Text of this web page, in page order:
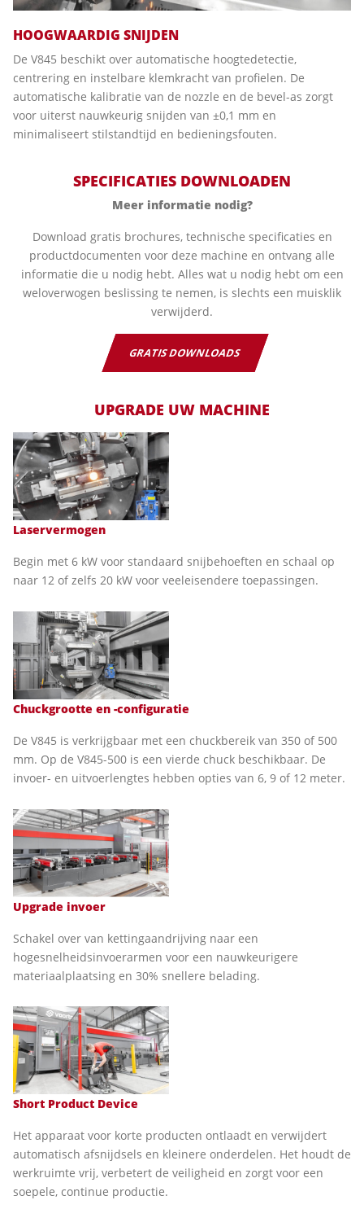
HOOGWAARDIG SNIJDEN
De V845 beschikt over automatische hoogtedetectie,
centrering en instelbare klemkracht van profielen. De
automatische kalibratie van de nozzle en de bevel-as zorgt
voor uiterst nauwkeurig snijden van ±0,1 mm en
minimaliseert stilstandtijd en bedieningsfouten.
SPECIFICATIES DOWNLOADEN
Meer informatie nodig?
Download gratis brochures, technische specificaties en
productdocumenten voor deze machine en ontvang alle
informatie die u nodig hebt. Alles wat u nodig hebt om een
weloverwogen beslissing te nemen, is slechts een muisklik
verwijderd.
GRATIS DOWNLOADS
UPGRADE UW MACHINE
Laservermogen
Begin met 6 kW voor standaard snijbehoeften en schaal op
naar 12 of zelfs 20 kW voor veeleisendere toepassingen.
Chuckgrootte en -configuratie
De V845 is verkrijgbaar met een chuckbereik van 350 of 500
mm. Op de V845-500 is een vierde chuck beschikbaar. De
invoer- en uitvoerlengtes hebben opties van 6, 9 of 12 meter.
Upgrade invoer
Schakel over van kettingaandrijving naar een
hogesnelheidsinvoerarmen voor een nauwkeurigere
materiaalplaatsing en 30% snellere belading.
Short Product Device
Het apparaat voor korte producten ontlaadt en verwijdert
automatisch afsnijdsels en kleinere onderdelen. Het houdt de
werkruimte vrij, verbetert de veiligheid en zorgt voor een
soepele, continue productie.